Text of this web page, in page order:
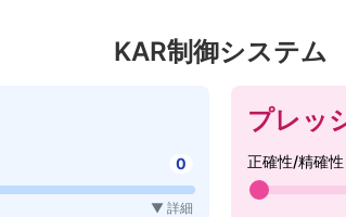
KAR制御システム
0
▼ 詳細
プレッ
正確性/精確